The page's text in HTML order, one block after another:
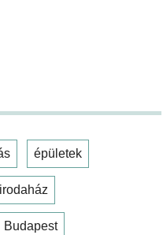
épületek
irodaház
Budapest